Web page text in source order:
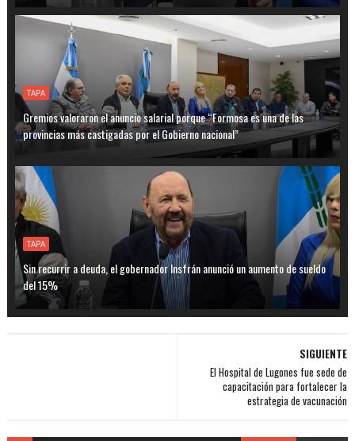
TAPA
Gremios valoraron el anuncio salarial porque “Formosa es una de las
provincias más castigadas por el Gobierno nacional”
TAPA
Sin recurrir a deuda, el gobernador Insfrán anunció un aumento de sueldo
del 15%
SIGUIENTE
El Hospital de Lugones fue sede de
capacitación para fortalecer la
estrategia de vacunación